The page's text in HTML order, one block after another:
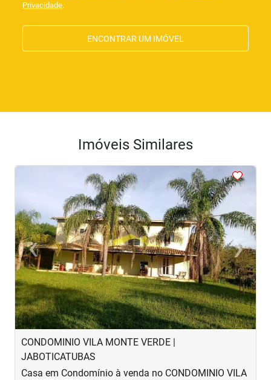
Privacidade.
ENCONTRAR UM IMÓVEL
Imóveis Similares
‹Previous ›Next
CONDOMINIO VILA MONTE VERDE |
JABOTICATUBAS
Casa em Condomínio à venda no CONDOMINIO VILA